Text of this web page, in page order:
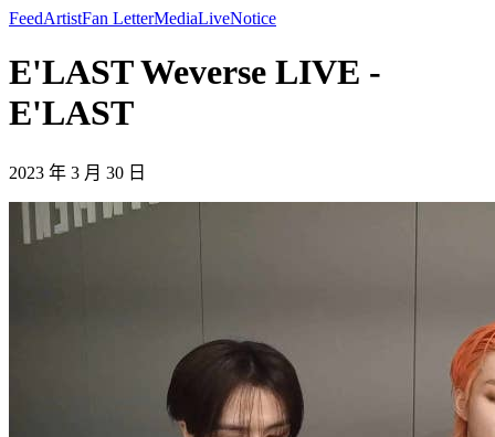
FeedArtistFan LetterMediaLiveNotice
E'LAST Weverse LIVE -
E'LAST
2023 年 3 月 30 日